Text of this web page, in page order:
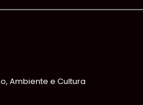
Ambiente e Cultura